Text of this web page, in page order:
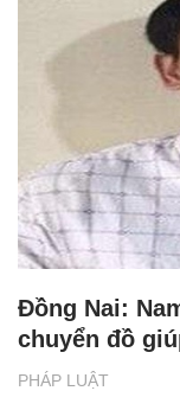
PHÁP LUẬT
Đồng Nai:
chuyển đồ